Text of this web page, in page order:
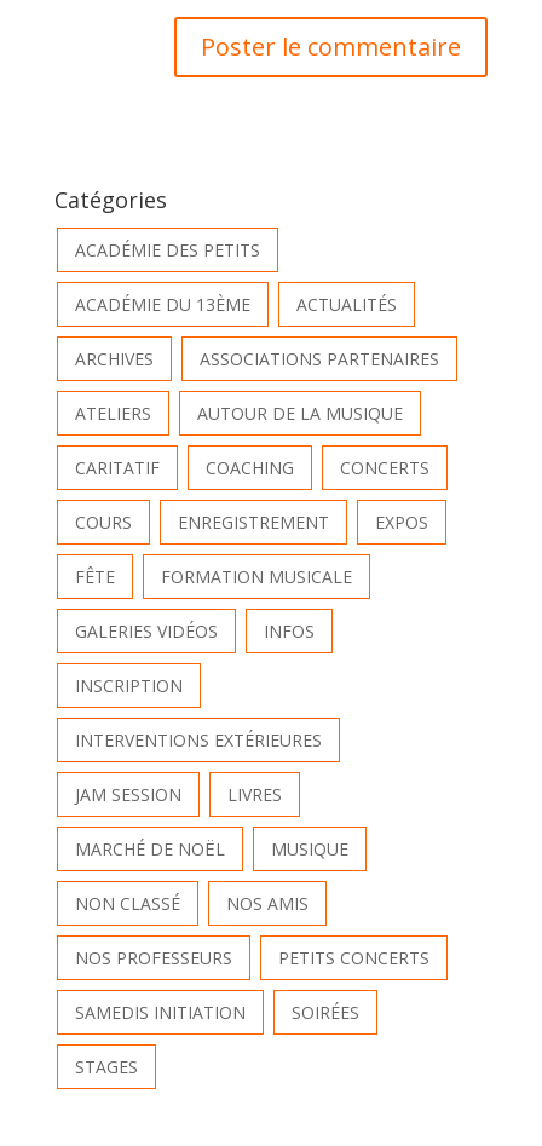
Catégories
ACADÉMIE DES PETITS
ACADÉMIE DU 13ÈME ACTUALITÉS
ARCHIVES ASSOCIATIONS PARTENAIRES
ATELIERS AUTOUR DE LA MUSIQUE
CARITATIF COACHING CONCERTS
COURS ENREGISTREMENT EXPOS
FÊTE FORMATION MUSICALE
GALERIES VIDÉOS INFOS
INSCRIPTION
INTERVENTIONS EXTÉRIEURES
JAM SESSION LIVRES
MARCHÉ DE NOËL MUSIQUE
NON CLASSÉ NOS AMIS
NOS PROFESSEURS PETITS CONCERTS
SAMEDIS INITIATION SOIRÉES
STAGES